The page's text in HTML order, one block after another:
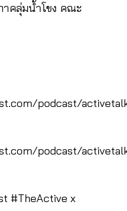
าคลุ่มน้ำโขง คณะ
podcast/
podcast/
#TheActive x